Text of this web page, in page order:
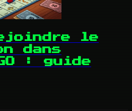
le
dans
: guide